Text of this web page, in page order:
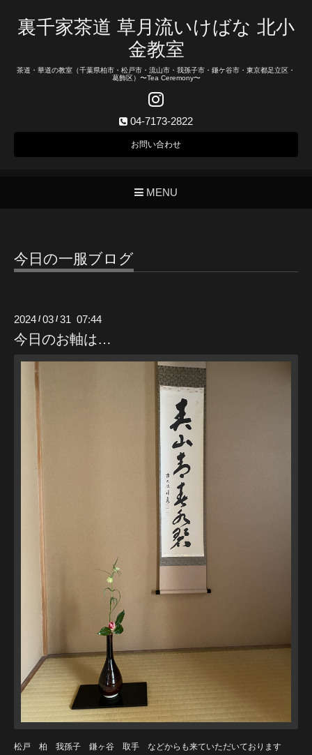
裏千家茶道 草月流いけばな 北小
金教室
茶道・華道の教室（千葉県柏市・松戸市・流山市・我孫子市・鎌ケ谷市・東京都足立区・
葛飾区）〜Tea Ceremony〜
04-7173-2822
お問い合わせ
MENU
今日の一服ブログ
2024 /03 /31 07:44
今日のお軸は…
松戸 柏 我孫子 鎌ヶ谷 取手 などからも来ていただいております